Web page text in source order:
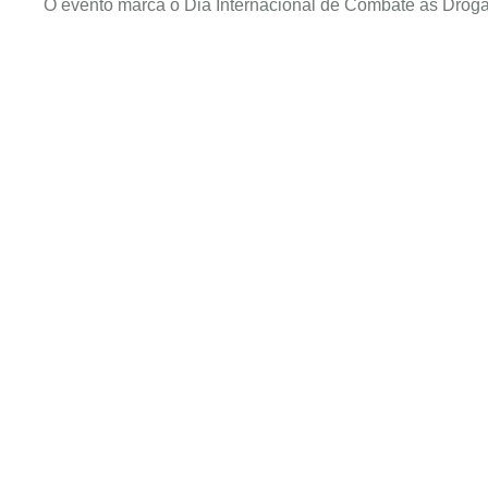
O evento marca o Dia Internacional de Combate às